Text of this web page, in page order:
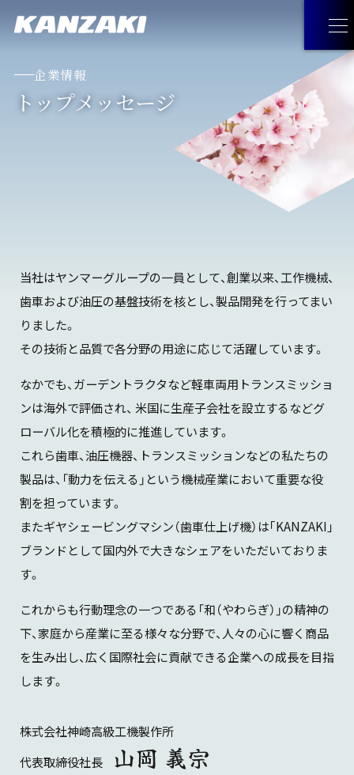
製品情報
工作機械
見つけてみよう！神崎製品
製品カタログダウンロード
経営理念
サステナビリティ
KANZAKIマップ
お問い合わせ
お問い合わせ
油圧機器・トランスミッション・
マリンギヤ・電動機器に関する
お問い合わせ
工作機械に関するお問い合わせ
その他のお問い合わせ
JA
企業情報
トップメッセージ
当社はヤンマーグループの一員として、創業以来、工作機械、
歯車および油圧の基盤技術を核とし、製品開発を行ってまい
りました。
その技術と品質で各分野の用途に応じて活躍しています。
なかでも、ガーデントラクタなど軽車両用トランスミッショ
ンは海外で評価され、 米国に生産子会社を設立するなどグ
ローバル化を積極的に推進しています。
これら歯車、油圧機器、トランスミッションなどの私たちの
製品は、「動力を伝える」という機械産業において重要な役
割を担っています。
またギヤシェービングマシン（歯車仕上げ機）は｢KANZAKI｣
ブランドとして国内外で大きなシェアをいただいておりま
す。
これからも行動理念の一つである「和（やわらぎ）」の精神の
下、家庭から産業に至る様々な分野で、人々の心に響く商品
を生み出し、広く国際社会に貢献できる企業への成長を目指
します。
株式会社神崎高級工機製作所
代表取締役社長
山岡 義宗